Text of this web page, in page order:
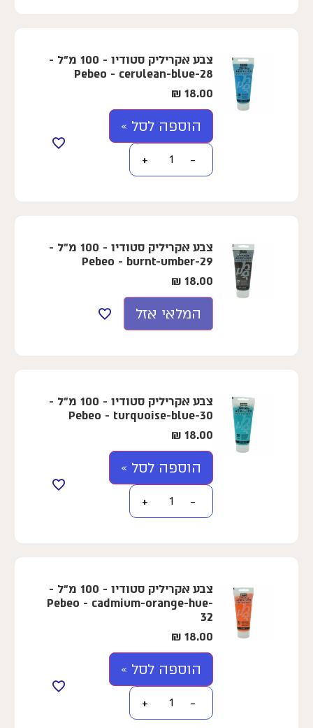
צבע אקריליק סטודיו - 100 מ"ל -
Pebeo - cerulean-blue-28
18.00
₪
הוספה לסל »
−
+
צבע אקריליק סטודיו - 100 מ"ל -
Pebeo - burnt-umber-29
18.00
₪
המלאי אזל
צבע אקריליק סטודיו - 100 מ"ל -
Pebeo - turquoise-blue-30
18.00
₪
הוספה לסל »
−
+
צבע אקריליק סטודיו - 100 מ"ל -
Pebeo - cadmium-orange-hue-
32
18.00
₪
הוספה לסל »
−
+